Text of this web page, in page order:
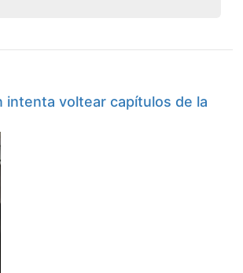
intenta voltear capítulos de la